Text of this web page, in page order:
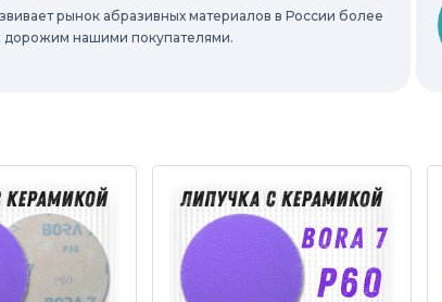
рынок абразивных материалов в России более
дорожим нашими покупателями.